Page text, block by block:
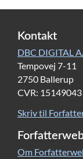
Kontakt
DBC DIGITAL
Tempovej 7-11
2750 Ballerup
CVR:
Skriv til
Om